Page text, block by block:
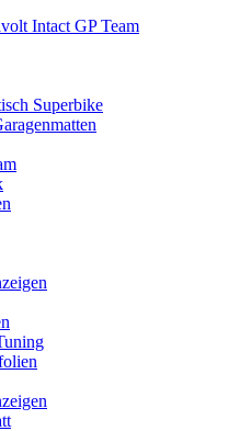
Intact GP Team
Superbike